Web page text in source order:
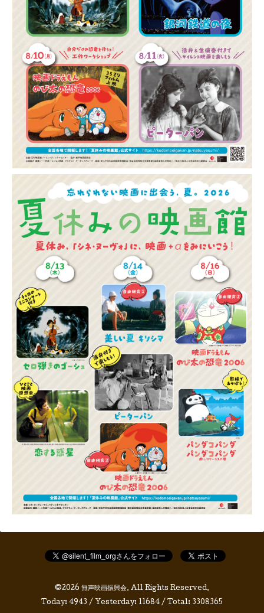
©2026 無声映画振興会. All Rights Reserved.
Today: 4943 / Yesterday: 11684 / Total: 3308365